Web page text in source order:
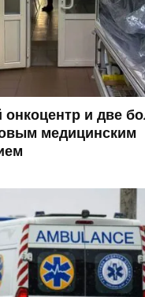
онкоцентр и две
медицинским